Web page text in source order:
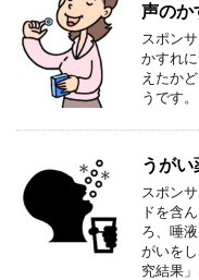
声のか
スポン
かすれ
えたか
うです
うがい
スポン
ドを含
ろ、唾
がいを
究結果